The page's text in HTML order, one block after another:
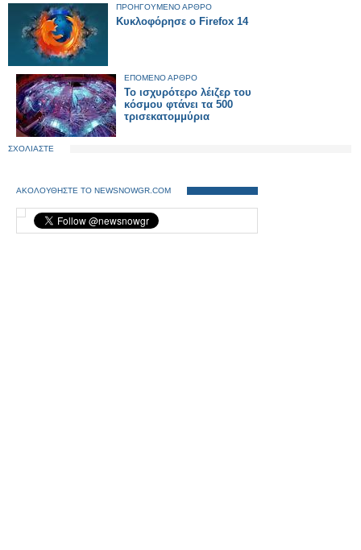
ΠΡΟΗΓΟΥΜΕΝΟ ΑΡΘΡΟ
Κυκλοφόρησε ο Firefox 14
ΕΠΟΜΕΝΟ ΑΡΘΡΟ
Το ισχυρότερο λέιζερ του
κόσμου φτάνει τα 500
τρισεκατομμύρια
ΣΧΟΛΙΑΣΤΕ
ΑΚΟΛΟΥΘΗΣΤΕ ΤΟ NEWSNOWGR.COM